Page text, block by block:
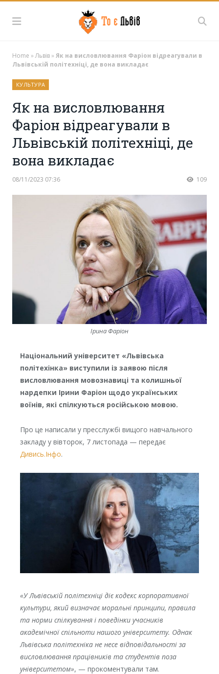
Home »Львів»Як на висловлювання Фаріон відреагували в
Львівській політехніці, де вона викладає
КУЛЬТУРА
Як на висловлювання
Фаріон відреагували в
Львівській політехніці, де
вона викладає
08/11/2023 07:36 109
Ірина Фаріон
Національний університет «Львівська
політехінка» виступили із заявою після
висловлювання мовознавиці та колишньої
нардепки Ірини Фаріон щодо українських
воїнів, які спілкуються російською мовою.
Про це написали у пресслужбі вищого навчального
закладу у вівторок, 7 листопада — передає
Дивись.Інфо.
«У Львівській політехніці діє кодекс корпоративної
культури, який визначає моральні принципи, правила
та норми спілкування і поведінки учасників
академічної спільноти нашого університету. Однак
Львівська політехніка не несе відповідальності за
висловлювання працівників та студентів поза
університетом», — прокоментували там.